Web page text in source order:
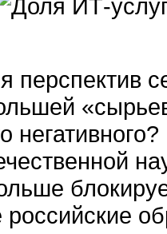
перспектив
российские